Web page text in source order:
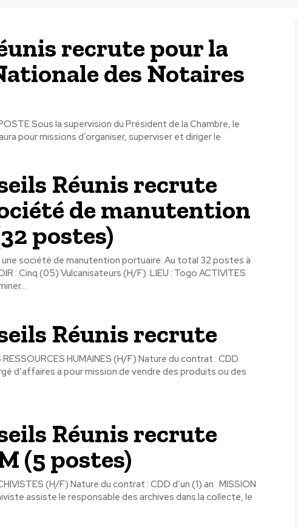
recrute pour la
des Notaires
la Chambre, le
pour missions d’organiser, superviser et diriger le
Réunis recrute
de manutention
postes)
société de manutention portuaire. Au total 32 postes à
Réunis recrute
RESSOURCES HUMAINES (H/F) Nature du contrat : CDD
d’affaires a pour mission de vendre des produits ou des
Réunis recrute
(5 postes)
(H/F) Nature du contrat : CDD d’un (1) an MISSION
assiste le responsable des archives dans la collecte, le